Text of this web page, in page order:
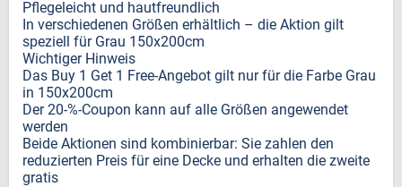
Pflegeleicht und hautfreundlich
In verschiedenen Größen erhältlich – die Aktion gilt
speziell für Grau 150x200cm
Wichtiger Hinweis
Das Buy 1 Get 1 Free-Angebot gilt nur für die Farbe Grau
in 150x200cm
Der 20-%-Coupon kann auf alle Größen angewendet
werden
Beide Aktionen sind kombinierbar: Sie zahlen den
reduzierten Preis für eine Decke und erhalten die zweite
gratis